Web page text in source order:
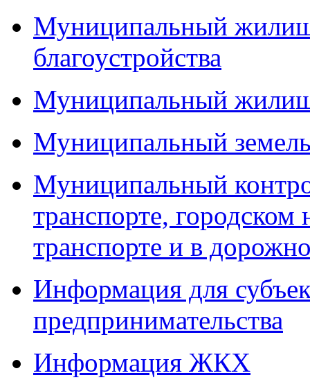
Муниципальный
благоустройства
Муниципальный
Муниципальный
Муниципальный
транспорте, городском
транспорте и в
Информация для
предпринимательства
Информация ЖКХ